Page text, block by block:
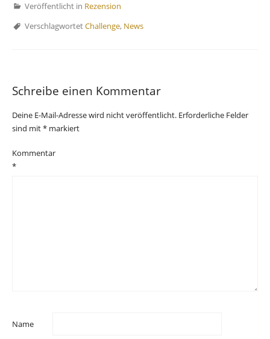
Veröffentlicht in Rezension
VerschlagwortetChallenge, News
Schreibe einen Kommentar
Deine E-Mail-Adresse wird nicht veröffentlicht. Erforderliche Felder
sind mit* markiert
Kommentar
*
Name